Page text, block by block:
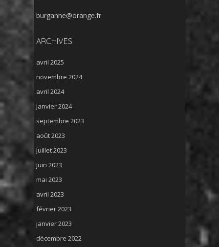
burganne@orange.fr
ARCHIVES
avril 2025
novembre 2024
avril 2024
janvier 2024
septembre 2023
août 2023
juillet 2023
juin 2023
mai 2023
avril 2023
février 2023
janvier 2023
décembre 2022